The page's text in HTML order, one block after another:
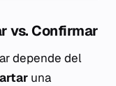
vs. Confirmar
depende del
una